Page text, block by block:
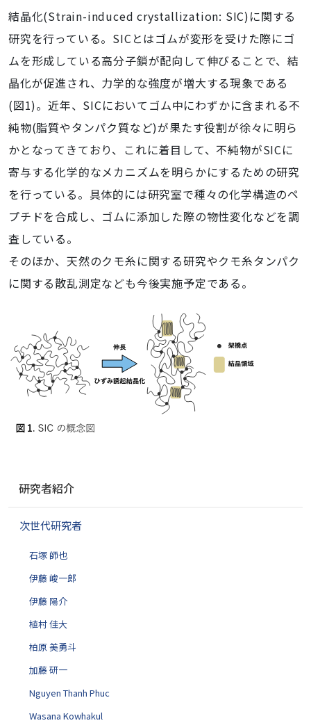
結晶化(Strain-induced crystallization: SIC)に関する
研究を行っている。SICとはゴムが変形を受けた際にゴ
ムを形成している高分子鎖が配向して伸びることで、結
晶化が促進され、力学的な強度が増大する現象である
(図1)。近年、SICにおいてゴム中にわずかに含まれる不
純物(脂質やタンパク質など)が果たす役割が徐々に明ら
かとなってきており、これに着目して、不純物がSICに
寄与する化学的なメカニズムを明らかにするための研究
を行っている。具体的には研究室で種々の化学構造のペ
プチドを合成し、ゴムに添加した際の物性変化などを調
査している。
そのほか、天然のクモ糸に関する研究やクモ糸タンパク
に関する散乱測定なども今後実施予定である。
ゲ
研究者紹介
次世代研究者
石塚 師也
伊藤 峻一郎
伊藤 陽介
植村 佳大
柏原 美勇斗
加藤 研一
Nguyen Thanh Phuc
Wasana Kowhakul